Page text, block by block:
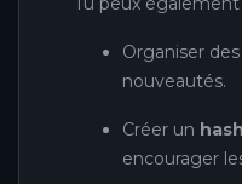
Organiser des
nouveautés.
Créer un
encourager